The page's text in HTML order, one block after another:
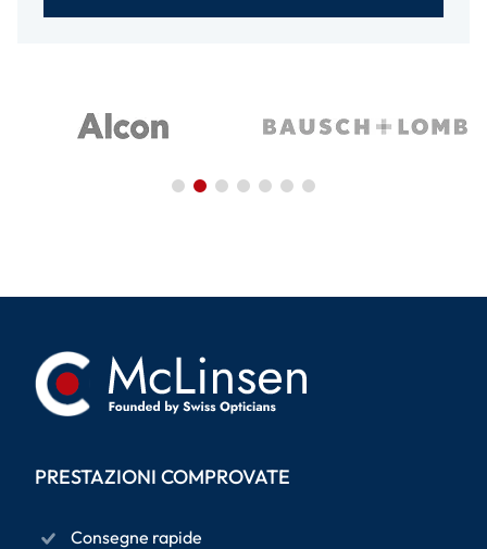
PRESTAZIONI COMPROVATE
Consegne rapide